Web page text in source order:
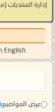
إدارة المنتديات
English
عرض المواضيع